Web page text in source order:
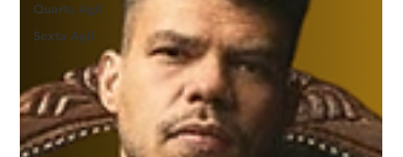
Quarta Agil
Sexta Agil